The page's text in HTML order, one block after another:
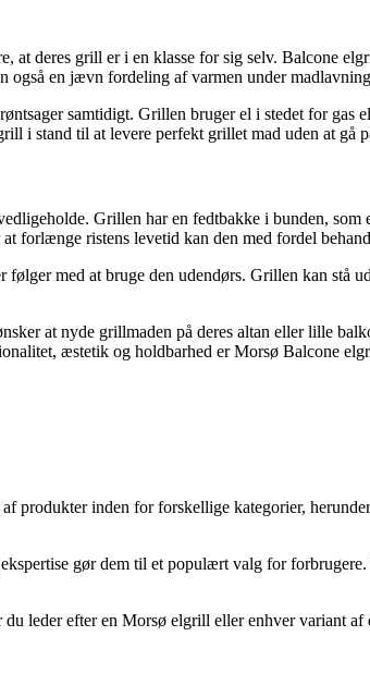
at deres grill er i en klasse for sig selv. Balcone
også en jævn fordeling af varmen under
samtidigt. Grillen bruger el i stedet for
i stand til at levere perfekt grillet mad uden at gå
Grillen har en fedtbakke i bunden,
forlænge ristens levetid kan den med fordel
med at bruge den udendørs. Grillen kan stå
at nyde grillmaden på deres altan eller lille
æstetik og holdbarhed er Morsø Balcone
produkter inden for forskellige kategorier,
gør dem til et populært valg for
leder efter en Morsø elgrill eller enhver variant